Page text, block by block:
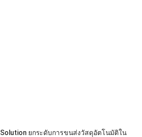
Solution ยกระดับการขนส่งวัสดุอัตโนมัติใน